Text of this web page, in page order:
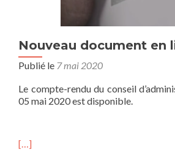
Nouveau document en
Publié le 7 mai 2020
Le compte-rendu du conseil
05 mai 2020 est disponible.
[…]